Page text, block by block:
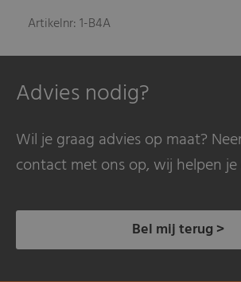
Artikelnr: 1-B4A
Advies nodig?
Wil je graag advies op maat?
contact met ons op, wij helpen je
Bel mij terug >